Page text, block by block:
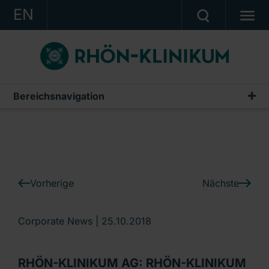
EN
KONZERN
KLINIKEN
KARRIERE
Ein Unternehmen der RHÖN-KLINIKUM AG
Bereichsnavigation
IR-News
Vorherige Nächste
Corporate News | 25.10.2018
RHÖN-KLINIKUM AG: RHÖN-KLINIKUM